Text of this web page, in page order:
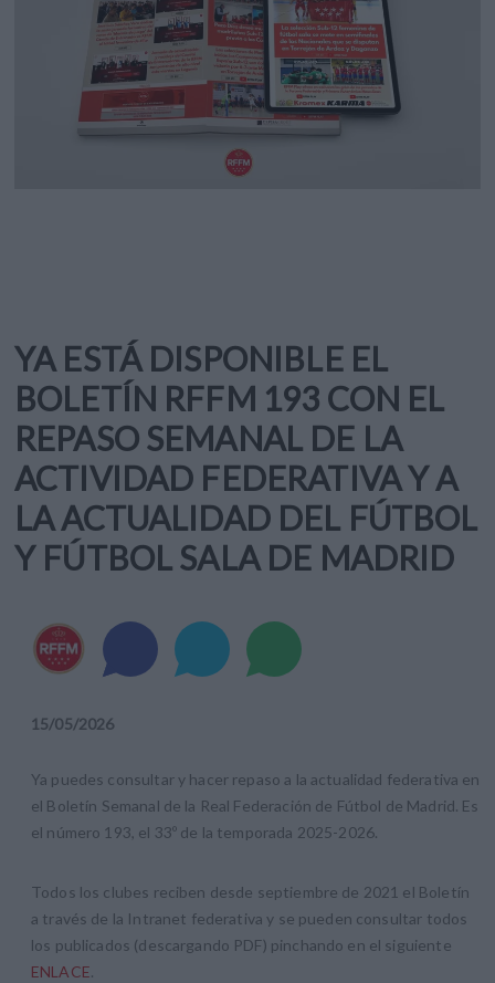
YA ESTÁ DISPONIBLE EL
BOLETÍN RFFM 193 CON EL
REPASO SEMANAL DE LA
ACTIVIDAD FEDERATIVA Y A
LA ACTUALIDAD DEL FÚTBOL
Y FÚTBOL SALA DE MADRID
15/05/2026
Ya puedes consultar y hacer repaso a la actualidad federativa en
el Boletín Semanal de la Real Federación de Fútbol de Madrid. Es
el número 193, el 33º de la temporada 2025-2026.
Todos los clubes reciben desde septiembre de 2021 el Boletín
a través de la Intranet federativa y se pueden consultar todos
los publicados (descargando PDF) pinchando en el siguiente
ENLACE.